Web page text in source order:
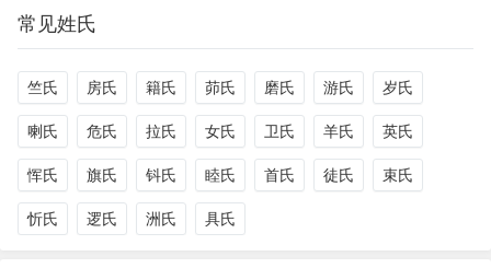
常见姓氏
竺氏 房氏 籍氏 茆氏 磨氏 游氏 岁氏
喇氏 危氏 拉氏 女氏 卫氏 羊氏 英氏
恽氏 旗氏 钭氏 睦氏 首氏 徒氏 束氏
忻氏 逻氏 洲氏 具氏